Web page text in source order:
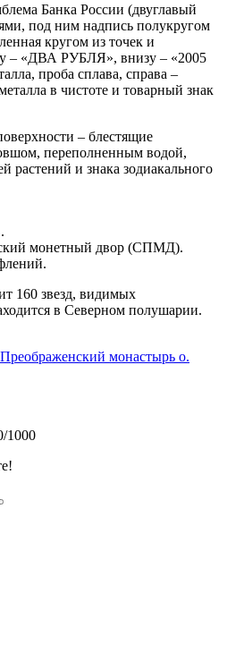
Банка России (двуглавый
под ним надпись полукругом
кругом из точек и
– «ДВА РУБЛЯ», внизу – «2005
проба сплава, справа –
в чистоте и товарный знак
– блестящие
переполненным водой,
растений и знака зодиакального
монетный двор (СПМД).
160 звезд, видимых
в Северном полушарии.
монастырь о.
1000